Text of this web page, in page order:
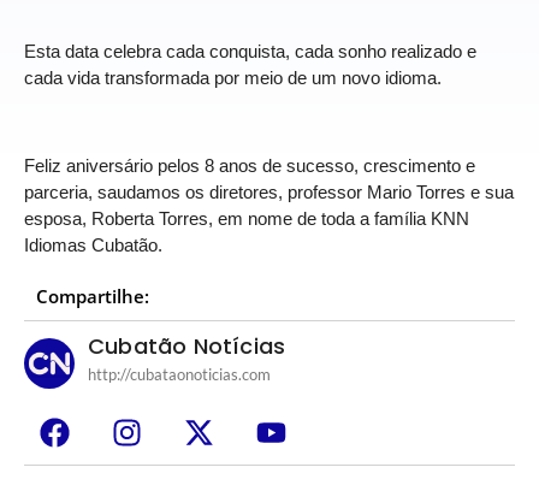
Esta data celebra cada conquista, cada sonho realizado e
cada vida transformada por meio de um novo idioma.
Feliz aniversário pelos 8 anos de sucesso, crescimento e
parceria, saudamos os diretores, professor Mario Torres e sua
esposa, Roberta Torres, em nome de toda a família KNN
Idiomas Cubatão.
Compartilhe:
Cubatão Notícias
http://cubataonoticias.com